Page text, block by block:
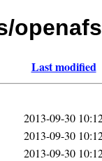
Last modified
2013-09-30
2013-09-30
2013-09-30